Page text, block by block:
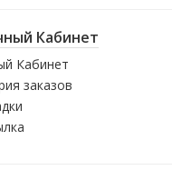
Кабинет
Кабинет
заказов